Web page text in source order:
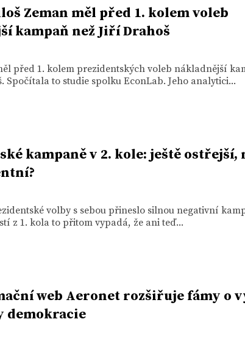
Zeman měl před 1. kolem voleb
kampaň než Jiří Drahoš
před 1. kolem prezidentských voleb nákladnější
Spočítala to studie spolku EconLab. Jeho analytici...
kampaně v 2. kole: ještě ostřejší,
volby s sebou přineslo silnou negativní
z 1. kola to přitom vypadá, že ani teď...
web Aeronet rozšiřuje fámy o
demokracie